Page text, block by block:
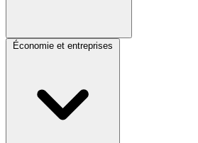
Économie et entreprises